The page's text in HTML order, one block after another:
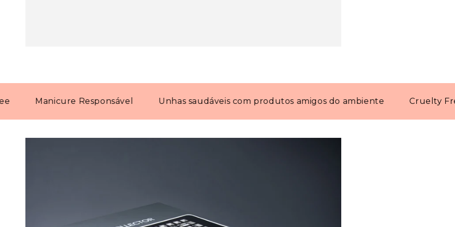
Manicure Responsável Unhas saudáveis com produtos amigos do ambiente Cruelty Free